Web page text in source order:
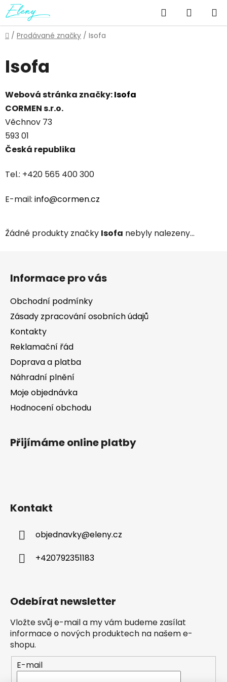
Přejít
na
obsah
Hledat
KOŠÍK
Domů
/ Prodávané značky / Isofa
Isofa
Webová stránka značky:Isofa
CORMEN s.r.o.
Věchnov 73
593 01
Česká republika
Tel.: +420 565 400 300
E-mail: info@cormen.cz
Žádné produkty značky Isofa nebyly nalezeny...
Informace pro vás
Obchodní podmínky
Zásady zpracování osobních údajů
Kontakty
Reklamační řád
Doprava a platba
Náhradní plnění
Moje objednávka
Hodnocení obchodu
Přijímáme online platby
Kontakt
objednavky@eleny.cz
+420792351183
Odebírat newsletter
Vložte svůj e-mail a my vám budeme zasílat
informace o nových produktech na našem e-
shopu.
E-mail